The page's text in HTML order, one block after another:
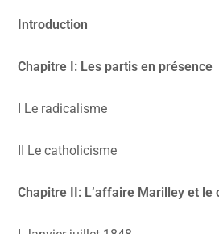
Introduction
Chapitre I: Les partis en présence
I Le radicalisme
II Le catholicisme
Chapitre II: L’affaire Marilley et le